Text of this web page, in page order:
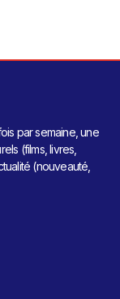
par semaine, une
(films, livres,
(nouveauté,